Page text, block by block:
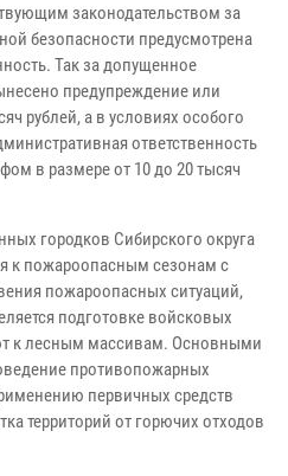
законодательством за
безопасности предусмотрена
Так за допущенное
предупреждение или
рублей, а в условиях особого
ответственность
в размере от 10 до 20 тысяч
городков Сибирского округа
к пожароопасным сезонам с
пожароопасных ситуаций,
подготовке войсковых
к лесным массивам. Основными
противопожарных
первичных средств
территорий от горючих отходов